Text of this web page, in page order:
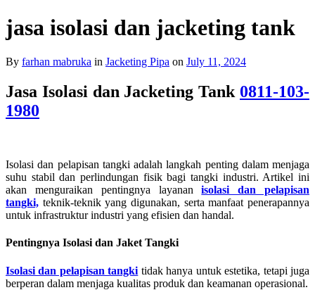
jasa isolasi dan jacketing tank
By farhan mabruka in Jacketing Pipa on July 11, 2024
Jasa Isolasi dan Jacketing Tank 0811-103-
1980
Isolasi dan pelapisan tangki adalah langkah penting dalam menjaga
suhu stabil dan perlindungan fisik bagi tangki industri. Artikel ini
akan menguraikan pentingnya layananisolasi dan pelapisan
tangki, teknik-teknik yang digunakan, serta manfaat penerapannya
untuk infrastruktur industri yang efisien dan handal.
Pentingnya Isolasi dan Jaket Tangki
Isolasi dan pelapisan tangki tidak hanya untuk estetika, tetapi juga
berperan dalam menjaga kualitas produk dan keamanan operasional.